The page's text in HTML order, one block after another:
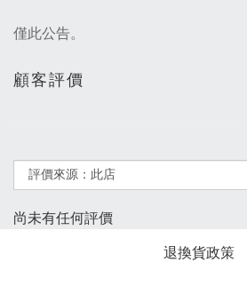
僅此公告。
顧客評價
尚未有任何評價
退換貨政策